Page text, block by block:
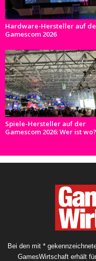
Hardware-Hersteller auf
Gamescom 2026
Spiele-Hersteller auf der
Gamescom 2026: Wer ist wo?
Bei den mit *
GamesWirtschaft erhält